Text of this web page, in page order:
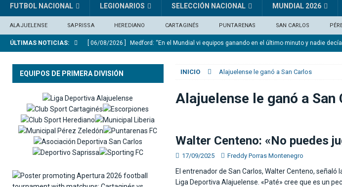
FUTBOL NACIONAL LEGIONARIOS SELECCIÓN NACIONAL MUNDIAL 2026
ALAJUELENSE SAPRISSA HEREDIANO CARTAGINÉS PUNTARENAS SAN CARLOS
ÚLTIMAS NOTICIAS: [ 06/08/2026 ] Medford: “En el Mundial vi equipos ganando en el último minuto y nadie
[ 05/08/2026 ] Herediano no resistió el veneno del Alianza CLUB SPORT HEREDIANO
Alexander Vargas: «La Liga hizo mérito para ganar» FÚTBOL
[ 06/08/2026 ] El Real Madrid anuncia el fichaje del extremo marfileño Yan Diomandé
INICIO Alajuelense le ganó a San Carlos
Alajuelense le ganó a San
Walter Centeno: «No puedes
17/09/2025 Freddy Porras Montenegro
El entrenador de San Carlos, Walter Centeno,
Liga Deportiva Alajuelense. «Paté» cree que es un
EQUIPOS DE PRIMERA DIVISIÓN